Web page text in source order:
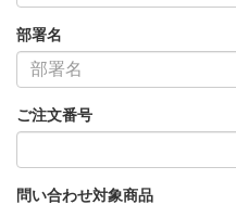
部署名
ご注文番号
問い合わせ対象商品